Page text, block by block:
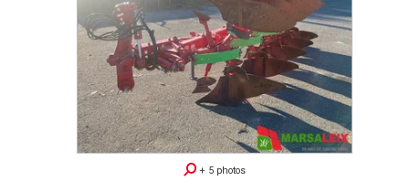
+ 5 photos